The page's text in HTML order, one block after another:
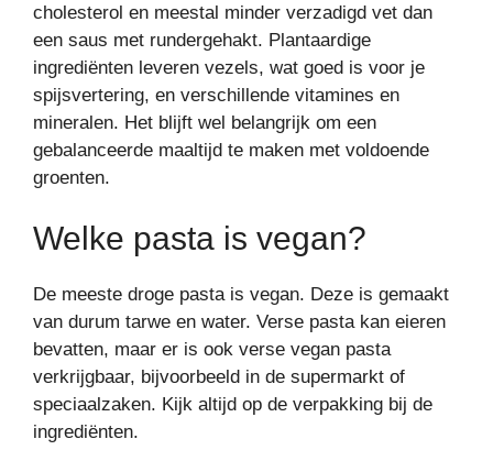
cholesterol en meestal minder verzadigd vet dan
een saus met rundergehakt. Plantaardige
ingrediënten leveren vezels, wat goed is voor je
spijsvertering, en verschillende vitamines en
mineralen. Het blijft wel belangrijk om een
gebalanceerde maaltijd te maken met voldoende
groenten.
Welke pasta is vegan?
De meeste droge pasta is vegan. Deze is gemaakt
van durum tarwe en water. Verse pasta kan eieren
bevatten, maar er is ook verse vegan pasta
verkrijgbaar, bijvoorbeeld in de supermarkt of
speciaalzaken. Kijk altijd op de verpakking bij de
ingrediënten.